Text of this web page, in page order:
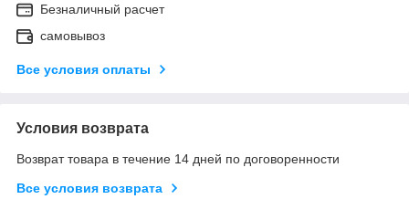
Безналичный расчет
самовывоз
Все условия оплаты
Условия возврата
Возврат товара в течение 14 дней по договоренности
Все условия возврата